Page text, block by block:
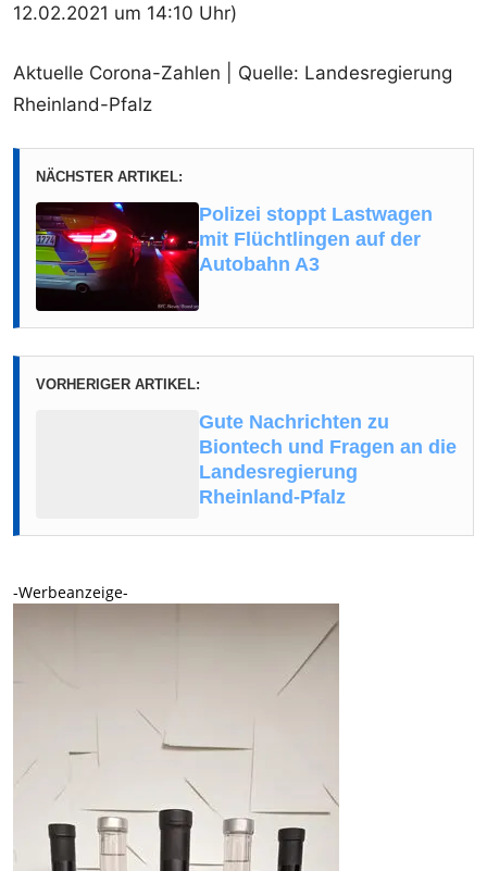
12.02.2021 um 14:10 Uhr)
Aktuelle Corona-Zahlen | Quelle: Landesregierung
Rheinland-Pfalz
NÄCHSTER ARTIKEL:
Polizei stoppt Lastwagen
mit Flüchtlingen auf der
Autobahn A3
VORHERIGER ARTIKEL:
Gute Nachrichten zu
Biontech und Fragen an die
Landesregierung
Rheinland-Pfalz
-Werbeanzeige-